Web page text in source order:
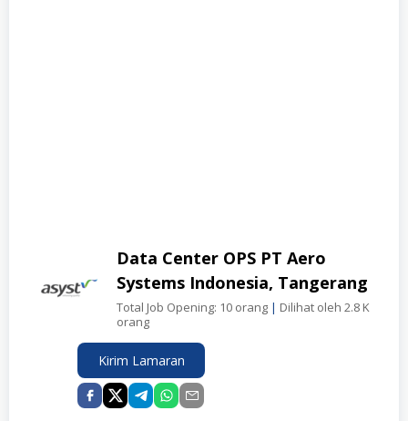
Data Center OPS PT Aero
Systems Indonesia, Tangerang
Total Job Opening: 10 orang | Dilihat oleh 2.8 K
orang
Kirim Lamaran